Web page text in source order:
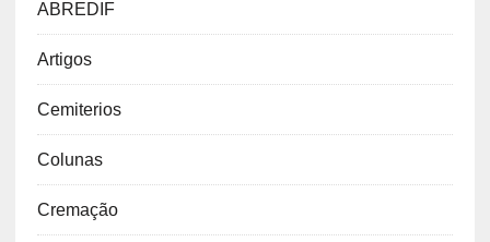
ABREDIF
Artigos
Cemiterios
Colunas
Cremação